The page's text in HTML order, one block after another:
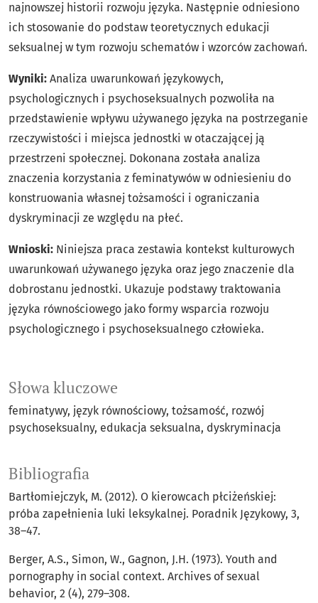
Słowa kluczowe
feminatywy język równościowy tożsamość rozwój
psychoseksualny edukacja seksualna dyskryminacja
najnowszej historii rozwoju języka. Następnie odniesiono
ich stosowanie do podstaw teoretycznych edukacji
seksualnej w tym rozwoju schematów i wzorców zachowań.
Wyniki: Analiza uwarunkowań językowych,
psychologicznych i psychoseksualnych pozwoliła na
przedstawienie wpływu używanego języka na postrzeganie
rzeczywistości i miejsca jednostki w otaczającej ją
przestrzeni społecznej. Dokonana została analiza
znaczenia korzystania z feminatywów w odniesieniu do
konstruowania własnej tożsamości i ograniczania
dyskryminacji ze względu na płeć.
Wnioski: Niniejsza praca zestawia kontekst kulturowych
uwarunkowań używanego języka oraz jego znaczenie dla
dobrostanu jednostki. Ukazuje podstawy traktowania
języka równościowego jako formy wsparcia rozwoju
psychologicznego i psychoseksualnego człowieka.
Bibliografia
Bartłomiejczyk, M. (2012). O kierowcach płciżeńskiej:
próba zapełnienia luki leksykalnej. Poradnik Językowy, 3,
38–47.
Berger, A.S., Simon, W., Gagnon, J.H. (1973). Youth and
pornography in social context. Archives of sexual
behavior, 2 (4), 279–308.